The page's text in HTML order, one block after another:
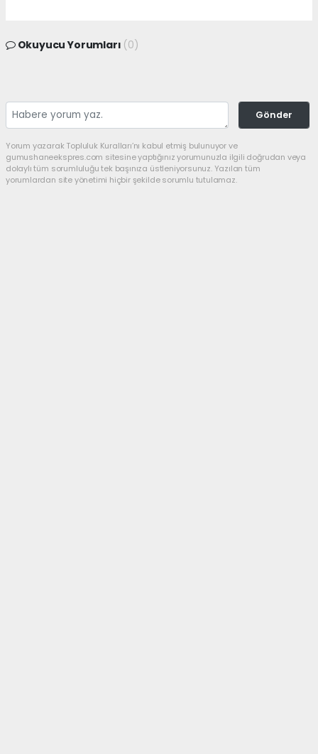
Okuyucu Yorumları (0)
Gönder
Yorum yazarak Topluluk Kuralları’nı kabul etmiş bulunuyor ve
gumushaneekspres.com sitesine yaptığınız yorumunuzla ilgili doğrudan veya
dolaylı tüm sorumluluğu tek başınıza üstleniyorsunuz. Yazılan tüm
yorumlardan site yönetimi hiçbir şekilde sorumlu tutulamaz.